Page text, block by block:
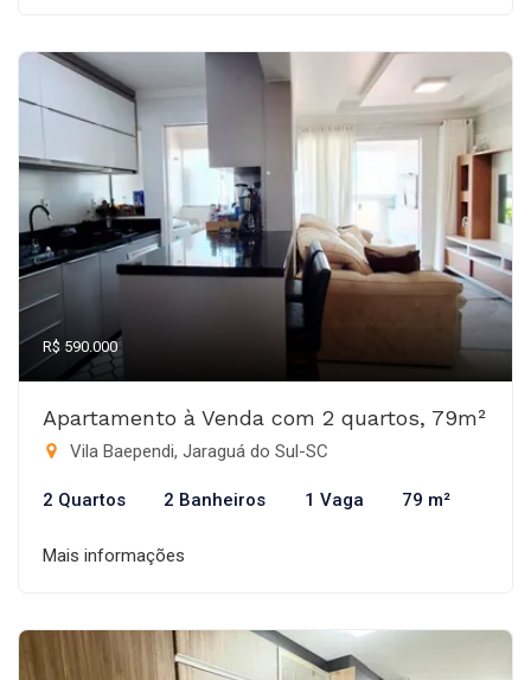
R$ 590.000
Apartamento à Venda com 2 quartos, 79m²
Vila Baependi, Jaraguá do Sul-SC
2 Quartos 2 Banheiros 1 Vaga 79 m²
Mais informações